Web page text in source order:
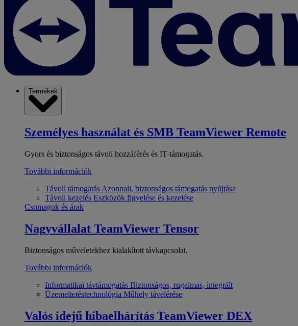
Termékek
Személyes használat és SMB TeamViewer Remote
Gyors és biztonságos távoli hozzáférés és IT-támogatás.
További információk
Távoli támogatás Azonnali, biztonságos támogatás nyújtása
Távoli kezelés Eszközök figyelése és kezelése
Csomagok és árak
Nagyvállalat TeamViewer Tensor
Biztonságos műveletekhez kialakított távkapcsolat.
További információk
Informatikai távtámogatás Biztonságos, rugalmas, integrált
Üzemeltetéstechnológia Műhely távelérése
Valós idejű hibaelhárítás TeamViewer DEX